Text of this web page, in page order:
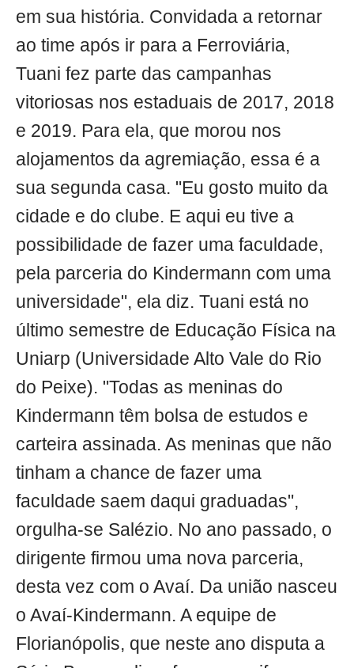
em sua história. Convidada a retornar
ao time após ir para a Ferroviária,
Tuani fez parte das campanhas
vitoriosas nos estaduais de 2017, 2018
e 2019. Para ela, que morou nos
alojamentos da agremiação, essa é a
sua segunda casa. "Eu gosto muito da
cidade e do clube. E aqui eu tive a
possibilidade de fazer uma faculdade,
pela parceria do Kindermann com uma
universidade", ela diz. Tuani está no
último semestre de Educação Física na
Uniarp (Universidade Alto Vale do Rio
do Peixe). "Todas as meninas do
Kindermann têm bolsa de estudos e
carteira assinada. As meninas que não
tinham a chance de fazer uma
faculdade saem daqui graduadas",
orgulha-se Salézio. No ano passado, o
dirigente firmou uma nova parceria,
desta vez com o Avaí. Da união nasceu
o Avaí-Kindermann. A equipe de
Florianópolis, que neste ano disputa a